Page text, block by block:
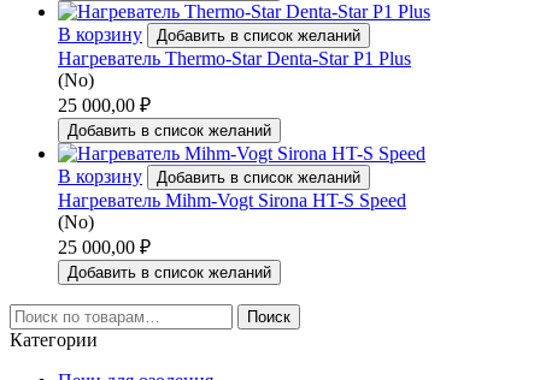
В корзину Добавить в список желаний
Нагреватель Thermo-Star Denta-Star P1 Plus
(No)
25 000,00 ₽
Добавить в список желаний
В корзину Добавить в список желаний
Нагреватель Mihm-Vogt Sirona HT-S Speed
(No)
25 000,00 ₽
Добавить в список желаний
Искать: Поиск
Категории